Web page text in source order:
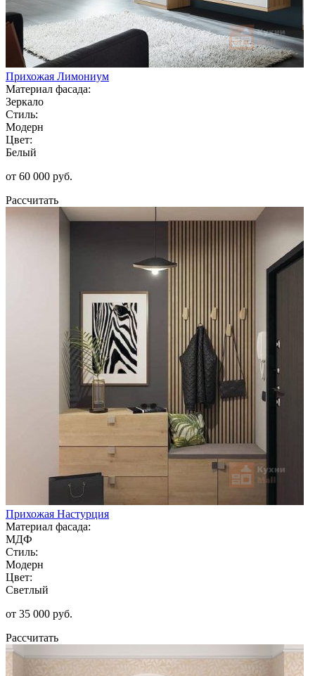
Прихожая Лимониум
Материал фасада:
Зеркало
Стиль:
Модерн
Цвет:
Белый
от 60 000 руб.
Рассчитать
Прихожая Настурция
Материал фасада:
МДФ
Стиль:
Модерн
Цвет:
Светлый
от 35 000 руб.
Рассчитать